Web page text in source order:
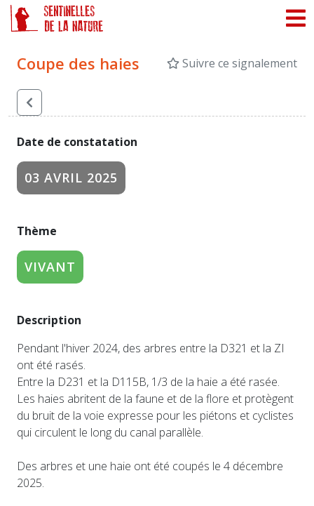
Coupe des haies Suivre ce signalement
Date de constatation
03 AVRIL 2025
Thème
VIVANT
Description
Pendant l'hiver 2024, des arbres entre la D321 et la ZI
ont été rasés.
Entre la D231 et la D115B, 1/3 de la haie a été rasée.
Les haies abritent de la faune et de la flore et protègent
du bruit de la voie expresse pour les piétons et cyclistes
qui circulent le long du canal parallèle.
Des arbres et une haie ont été coupés le 4 décembre
2025.
Panneau de gestion des cookies